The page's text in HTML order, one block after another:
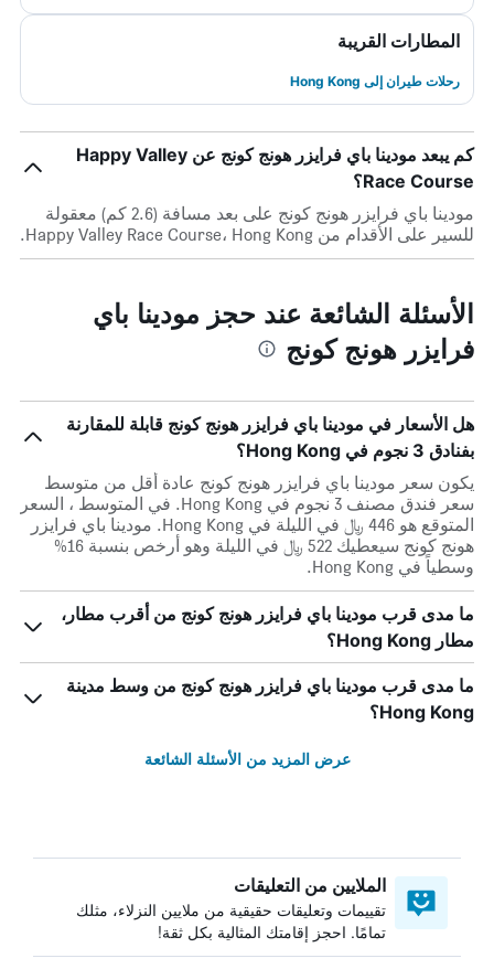
المطارات القريبة
رحلات طيران إلى Hong Kong
كم يبعد مودينا باي فرايزر هونج كونج عن Happy Valley
Race Course؟
مودينا باي فرايزر هونج كونج على بعد مسافة (2.6 كم) معقولة
للسير على الأقدام من Happy Valley Race Course، Hong Kong.
الأسئلة الشائعة عند حجز مودينا باي
فرايزر هونج كونج
هل الأسعار في مودينا باي فرايزر هونج كونج قابلة للمقارنة
بفنادق 3 نجوم في Hong Kong؟
يكون سعر مودينا باي فرايزر هونج كونج عادة أقل من متوسط ​​
سعر فندق مصنف 3 نجوم في Hong Kong. في المتوسط ، السعر
المتوقع هو 446 ﷼ في الليلة في Hong Kong. مودينا باي فرايزر
هونج كونج سيعطيك 522 ﷼ في الليلة وهو أرخص بنسبة 16%
وسطياً في Hong Kong.
ما مدى قرب مودينا باي فرايزر هونج كونج من أقرب مطار،
مطار Hong Kong؟
ما مدى قرب مودينا باي فرايزر هونج كونج من وسط مدينة
Hong Kong؟
عرض المزيد من الأسئلة الشائعة
الملايين من التعليقات
تقييمات وتعليقات حقيقية من ملايين النزلاء، مثلك
تمامًا. احجز إقامتك المثالية بكل ثقة!